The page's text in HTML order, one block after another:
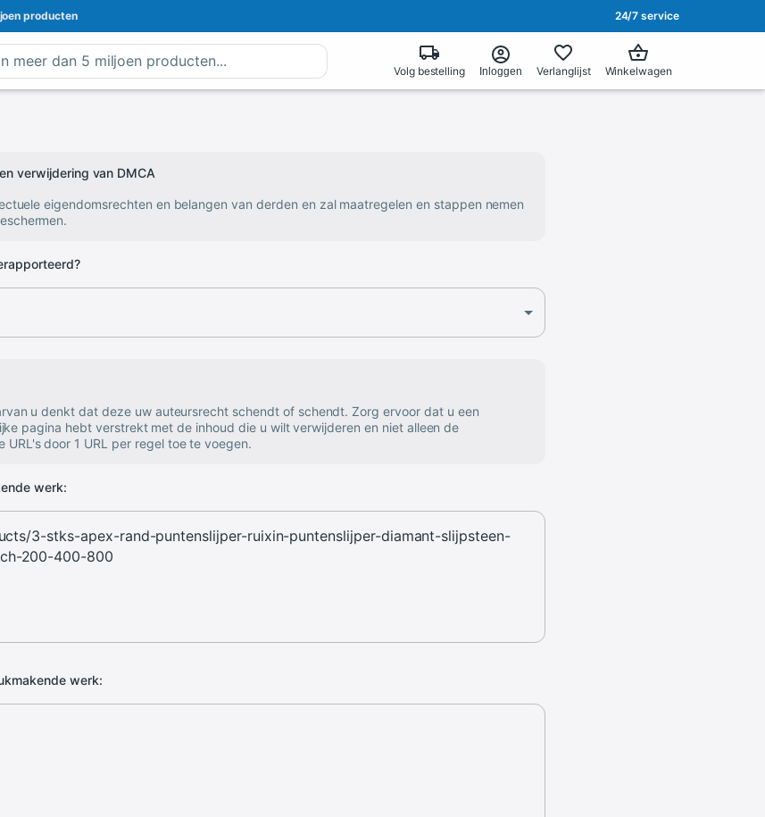
producten 24/7 service
Volg bestelling Inloggen Verlanglijst Winkelwagen
verwijdering van DMCA
eigendomsrechten en belangen van derden en zal maatregelen en stappen nemen
u denkt dat deze uw auteursrecht schendt of schendt. Zorg ervoor dat u een
pagina hebt verstrekt met de inhoud die u wilt verwijderen en niet alleen de
door 1 URL per regel toe te voegen.
werk:
werk: